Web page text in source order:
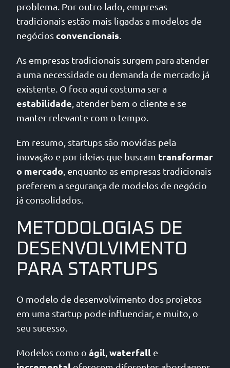
problema. Por outro lado, empresas
tradicionais estão mais ligadas a modelos de
negóciosconvencionais
As empresas tradicionais surgem para atender
a uma necessidade ou demanda de mercado já
existente. O foco aqui costuma ser a
estabilidade , atender bem o cliente e se
manter relevante com o tempo.
Em resumo, startups são movidas pela
inovação e por ideias que buscam transformar
o mercado , enquanto as empresas tradicionais
preferem a segurança de modelos de negócio
já consolidados.
METODOLOGIAS DE
DESENVOLVIMENTO
PARA STARTUPS
O modelo de desenvolvimento dos projetos
em uma startup pode influenciar, e muito, o
seu sucesso.
Modelos como o ágil waterfall e